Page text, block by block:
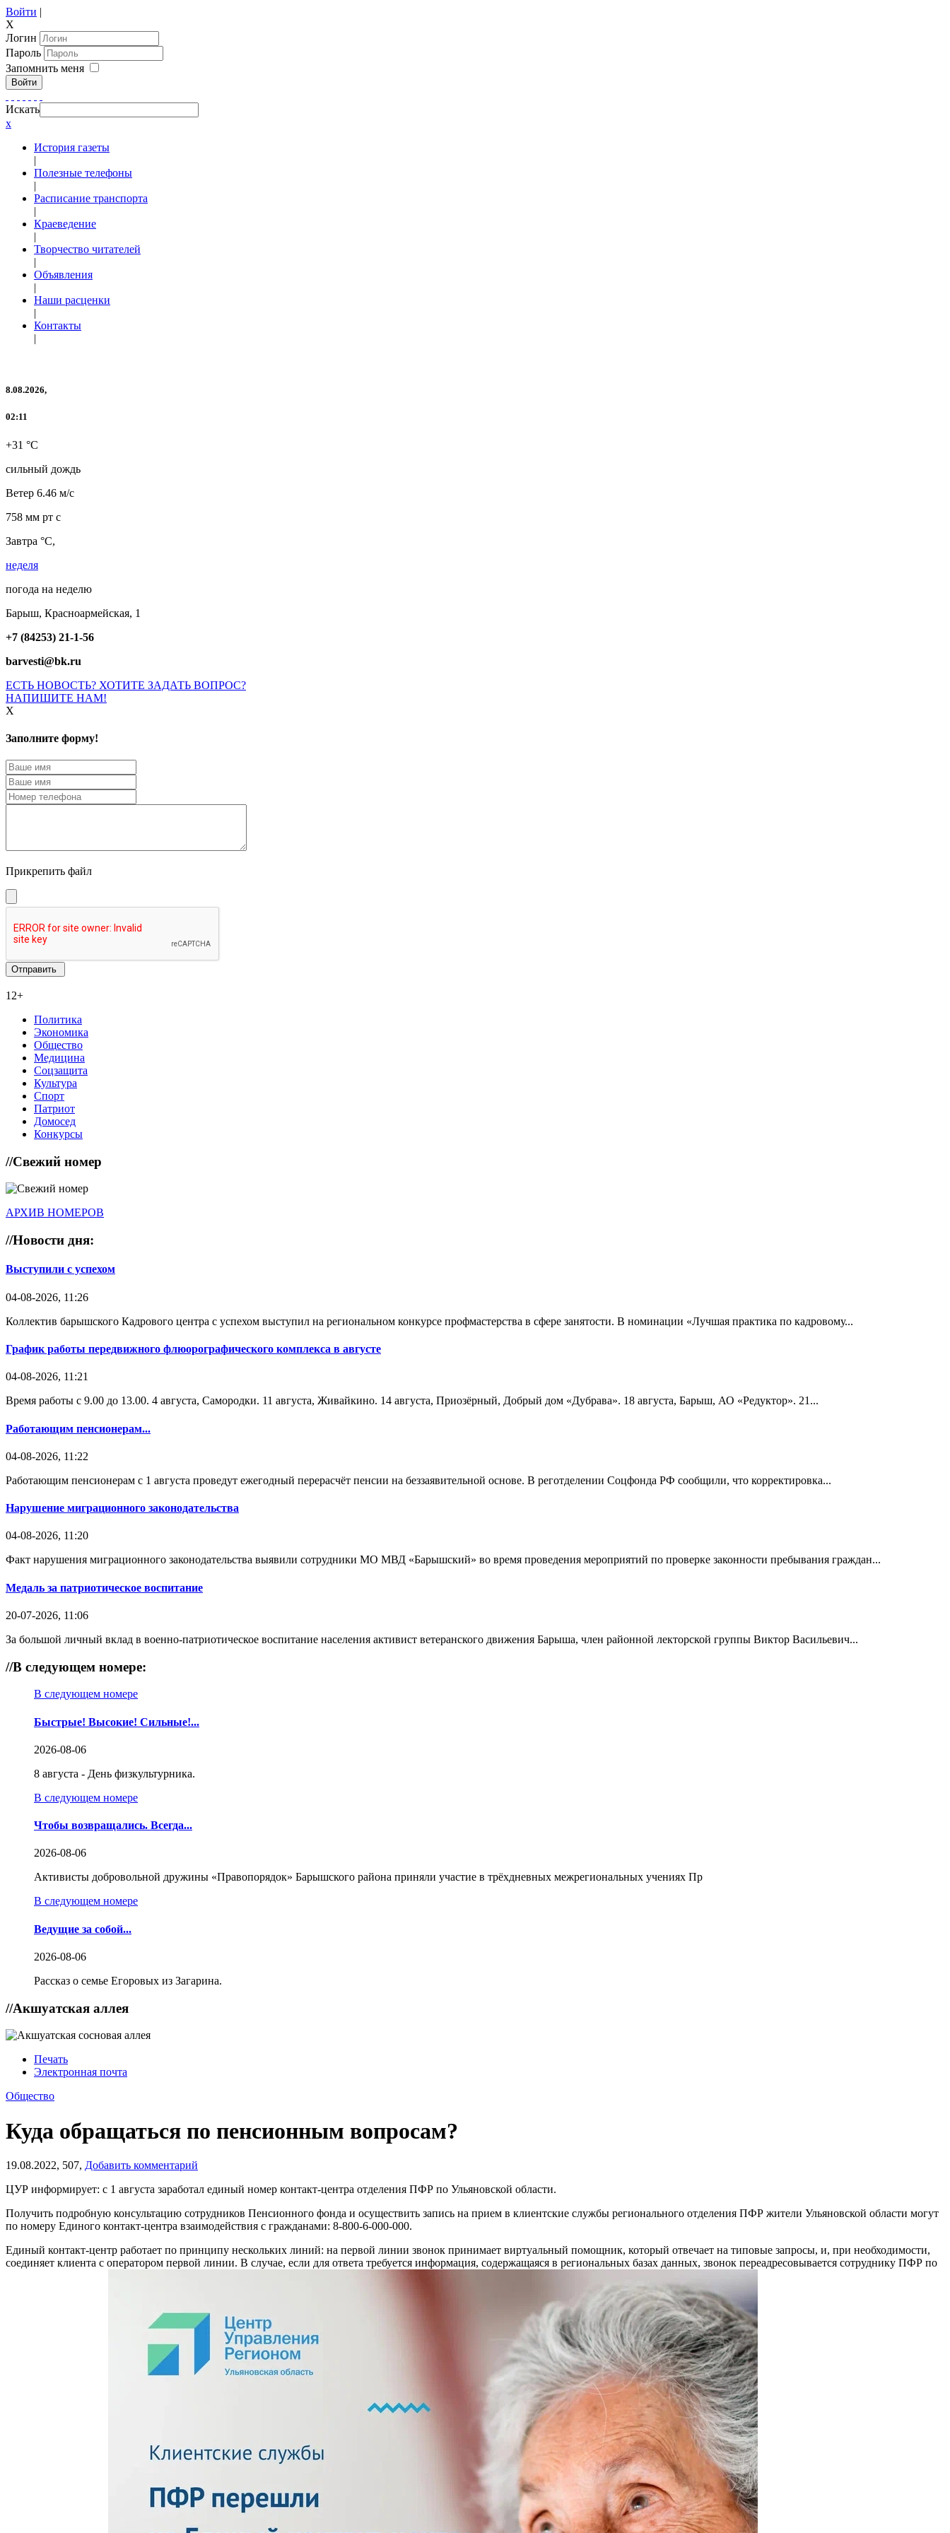
Войти |
X
Логин
Пароль
Запомнить меня
Войти
Искать
x
История газеты
|
Полезные телефоны
|
Расписание транспорта
|
Краеведение
|
Творчество читателей
|
Объявления
|
Наши расценки
|
Контакты
|
8.08.2026,
02:11
+31 °C
сильный дождь
Ветер 6.46 м/с
758 мм рт с
Завтра °C,
неделя
погода на неделю
Барыш, Красноармейская, 1
+7 (84253) 21-1-56
barvesti@bk.ru
ЕСТЬ НОВОСТЬ? ХОТИТЕ ЗАДАТЬ ВОПРОС?
НАПИШИТЕ НАМ!
X
Заполните форму!
Прикрепить файл
12+
Политика
Экономика
Общество
Медицина
Соцзащита
Культура
Спорт
Патриот
Домосед
Конкурсы
//Свежий номер
АРХИВ НОМЕРОВ
//Новости дня:
Выступили с успехом
04-08-2026, 11:26
Коллектив барышского Кадрового центра с успехом выступил на региональном конкурсе профмастерства в сфере занятости. В номинации «Лучшая практика по кадровому...
График работы передвижного флюорографического комплекса в августе
04-08-2026, 11:21
Время работы с 9.00 до 13.00. 4 августа, Самородки. 11 августа, Живайкино. 14 августа, Приозёрный, Добрый дом «Дубрава». 18 августа, Барыш, АО «Редуктор». 21...
Работающим пенсионерам...
04-08-2026, 11:22
Работающим пенсионерам с 1 августа проведут ежегодный перерасчёт пенсии на беззаявительной основе. В реготделении Соцфонда РФ сообщили, что корректировка...
Нарушение миграционного законодательства
04-08-2026, 11:20
Факт нарушения миграционного законодательства выявили сотрудники МО МВД «Барышский» во время проведения мероприятий по проверке законности пребывания граждан...
Медаль за патриотическое воспитание
20-07-2026, 11:06
За большой личный вклад в военно-патриотическое воспитание населения активист ветеранского движения Барыша, член районной лекторской группы Виктор Васильевич...
//В следующем номере:
В следующем номере
Быстрые! Высокие! Сильные!...
2026-08-06
8 августа - День физкультурника.
В следующем номере
Чтобы возвращались. Всегда...
2026-08-06
Активисты добровольной дружины «Правопорядок» Барышского района приняли участие в трёхдневных межрегиональных учениях Пр
В следующем номере
Ведущие за собой...
2026-08-06
Рассказ о семье Егоровых из Загарина.
//Акшуатская аллея
Печать
Электронная почта
Общество
Куда обращаться по пенсионным вопросам?
19.08.2022, 507, Добавить комментарий
ЦУР информирует: с 1 августа заработал единый номер контакт-центра отделения ПФР по Ульяновской области.
Получить подробную консультацию сотрудников Пенсионного фонда и осуществить запись на прием в клиентские службы регионального отделения ПФР жители Ульяновской области могут
по номеру Единого контакт-центра взаимодействия с гражданами: 8-800-6-000-000.
Единый контакт-центр работает по принципу нескольких линий: на первой линии звонок принимает виртуальный помощник, который отвечает на типовые запросы, и, при необходимости,
соединяет клиента с оператором первой линии. В случае, если для ответа требуется информация, содержащаяся в региональных базах данных, звонок переадресовывается сотруднику ПФР по